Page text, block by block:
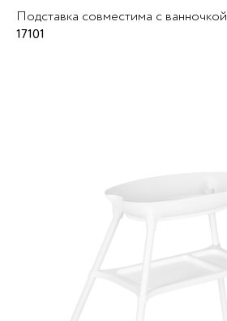
Подставка совместима с ванночкой
17101